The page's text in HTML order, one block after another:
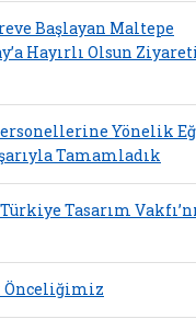
Başlayan Maltepe
Hayırlı Olsun
Yönelik
Tamamladık
Tasarım
Önceliğimiz